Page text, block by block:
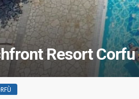
Resort Corfu